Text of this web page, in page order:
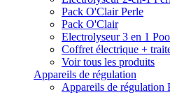
Pack O'Clair Perle
Pack O'Clair
Electrolyseur 3 en 1
Coffret électrique +
Voir tous les produits
Appareils de régulation
Appareils de régulation